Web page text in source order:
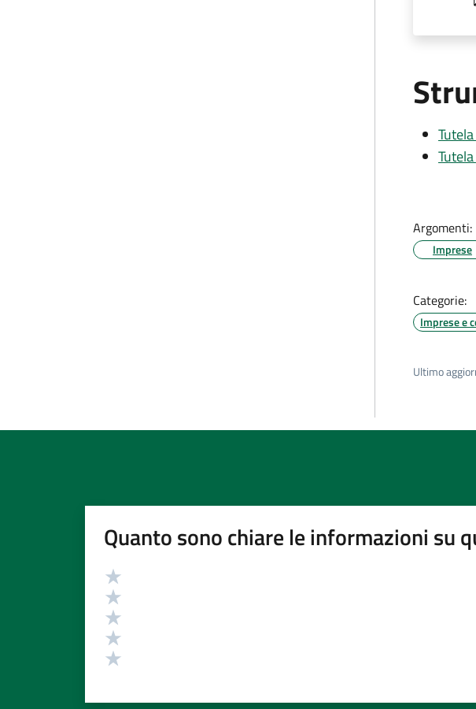
Argomenti:
Imprese
Categorie:
Imprese e
Ultimo
Quanto sono chiare le informazioni su
Valutazione